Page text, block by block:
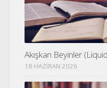
Akışkan Beyinler
18 HAZIRAN 2026